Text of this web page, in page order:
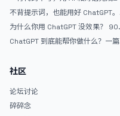
战完整记录
个完整网站：《图书天堂》实战记录
不背提示词，也能用好 ChatGPT。
一个万能提问模板
为什么你用 ChatGPT 没效果？ 90%
的人第一步就问错了
ChatGPT 到底能帮你做什么？一篇
社区
论坛讨论
碎碎念